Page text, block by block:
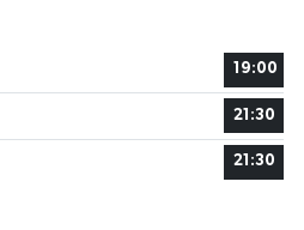
19:00
21:30
21:30